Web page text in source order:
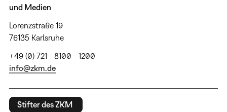
und Medien
Lorenzstraße 19
76135 Karlsruhe
+49 (0) 721 - 8100 - 1200
info@zkm.de
Stifter des ZKM